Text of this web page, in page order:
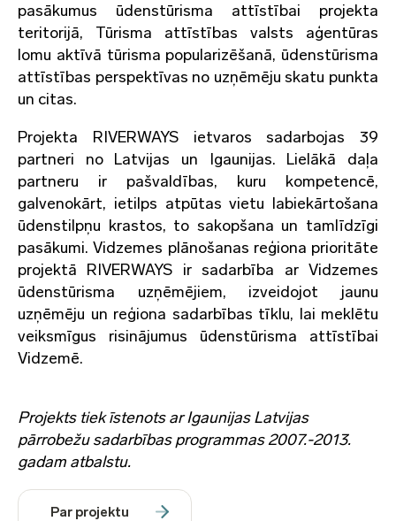
pasākumus ūdenstūrisma attīstībai projekta
teritorijā, Tūrisma attīstības valsts aģentūras
lomu aktīvā tūrisma popularizēšanā, ūdenstūrisma
attīstības perspektīvas no uzņēmēju skatu punkta
un citas.
Projekta RIVERWAYS ietvaros sadarbojas 39
partneri no Latvijas un Igaunijas. Lielākā daļa
partneru ir pašvaldības, kuru kompetencē,
galvenokārt, ietilps atpūtas vietu labiekārtošana
ūdenstilpņu krastos, to sakopšana un tamlīdzīgi
pasākumi. Vidzemes plānošanas reģiona prioritāte
projektā RIVERWAYS ir sadarbība ar Vidzemes
ūdenstūrisma uzņēmējiem, izveidojot jaunu
uzņēmēju un reģiona sadarbības tīklu, lai meklētu
veiksmīgus risinājumus ūdenstūrisma attīstībai
Vidzemē.
Projekts tiek īstenots ar Igaunijas Latvijas
pārrobežu sadarbības programmas 2007.-2013.
gadam atbalstu.
Par projektu